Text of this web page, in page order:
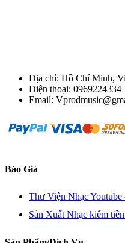
Địa chỉ: Hồ Chí Minh,
Điện thoại: 0969224334
Email:
Báo Giá
Thư Viện Nhạc Youtube
Sản Xuất Nhạc kiếm